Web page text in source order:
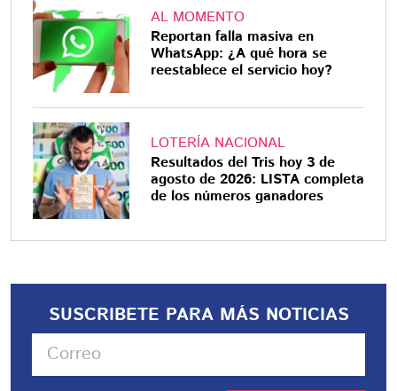
AL MOMENTO
Reportan falla masiva en
WhatsApp: ¿A qué hora se
reestablece el servicio hoy?
LOTERÍA NACIONAL
Resultados del Tris hoy 3 de
agosto de 2026: LISTA completa
de los números ganadores
SUSCRIBETE PARA MÁS NOTICIAS